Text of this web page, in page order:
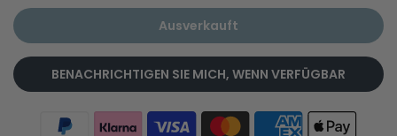
Ausverkauft
BENACHRICHTIGEN SIE MICH, WENN VERFÜGBAR